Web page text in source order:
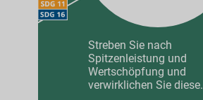
Streben Sie nach
Spitzenleistung und
Wertschöpfung und
verwirklichen Sie diese.